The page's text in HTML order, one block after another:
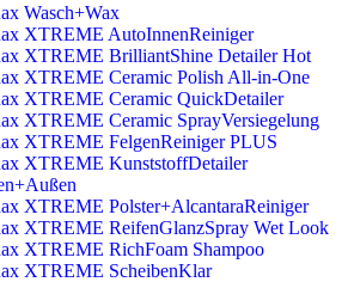
Wasch+Wax
XTREME AutoInnenReiniger
XTREME BrilliantShine DetailerHot
XTREME Ceramic Polish All-in-One
XTREME Ceramic QuickDetailer
XTREME Ceramic SprayVersiegelung
XTREME FelgenReiniger PLUS
XTREME KunststoffDetailer
XTREME Polster+AlcantaraReiniger
XTREME ReifenGlanzSpray Wet Look
XTREME RichFoam Shampoo
XTREME ScheibenKlar